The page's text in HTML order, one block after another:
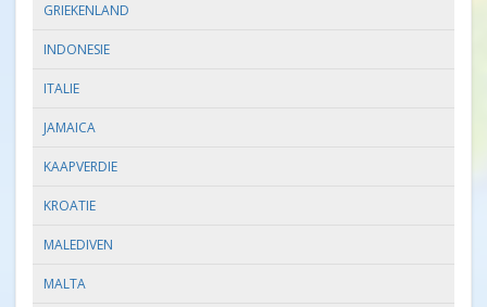
GRIEKENLAND
INDONESIE
ITALIE
JAMAICA
KAAPVERDIE
KROATIE
MALEDIVEN
MALTA